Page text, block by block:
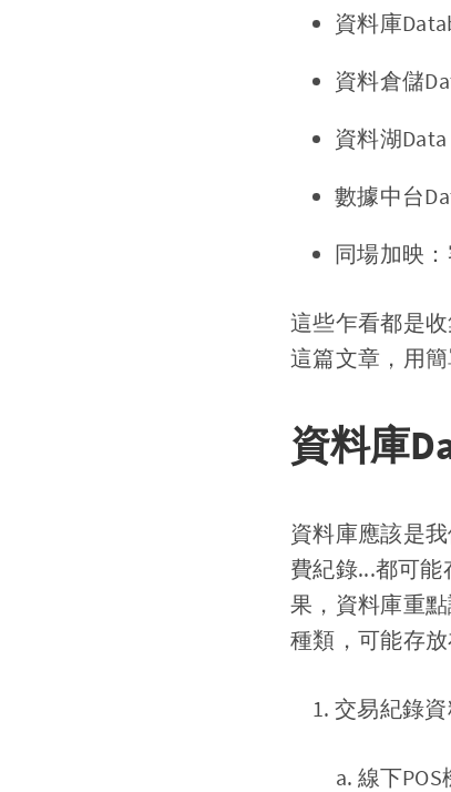
資料庫
資料倉儲
資料湖Data
數據中台
同場加映
這些乍看都是
這篇文章，用
資料庫
資料庫應該是
費紀錄...都可
果，資料庫重
種類，可能存
交易紀錄資
a. 線下POS